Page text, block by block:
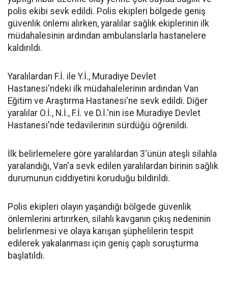
polis ekibi sevk edildi. Polis ekipleri bölgede geniş
güvenlik önlemi alırken, yaralılar sağlık ekiplerinin ilk
müdahalesinin ardından ambulanslarla hastanelere
kaldırıldı.
Yaralılardan F.İ. ile Y.İ., Muradiye Devlet
Hastanesi'ndeki ilk müdahalelerinin ardından Van
Eğitim ve Araştırma Hastanesi'ne sevk edildi. Diğer
yaralılar O.İ., N.İ., F.İ. ve D.İ.'nin ise Muradiye Devlet
Hastanesi'nde tedavilerinin sürdüğü öğrenildi.
İlk belirlemelere göre yaralılardan 3'ünün ateşli silahla
yaralandığı, Van'a sevk edilen yaralılardan birinin sağlık
durumunun ciddiyetini koruduğu bildirildi.
Polis ekipleri olayın yaşandığı bölgede güvenlik
önlemlerini artırırken, silahlı kavganın çıkış nedeninin
belirlenmesi ve olaya karışan şüphelilerin tespit
edilerek yakalanması için geniş çaplı soruşturma
başlatıldı.